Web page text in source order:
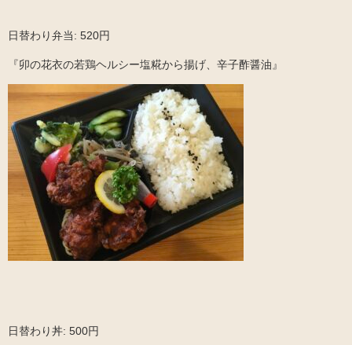
日替わり弁当: 520円
『卯の花衣の若鶏ヘルシー塩糀から揚げ、辛子酢醤油』
日替わり丼: 500円